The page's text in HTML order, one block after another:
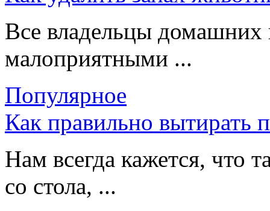
Все владельцы домашних
малоприятными ...
Популярное
Как правильно вытирать
Нам всегда кажется, что
со стола, ...